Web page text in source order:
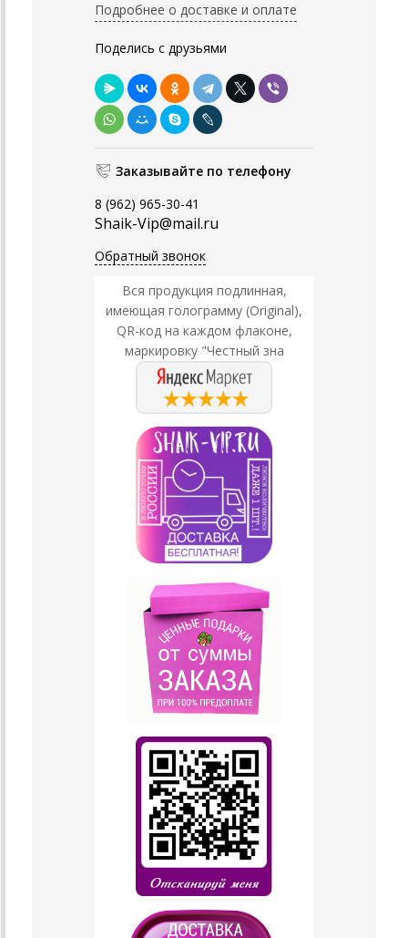
Подробнее о доставке и оплате
Поделись с друзьями
Заказывайте по телефону
8 (962) 965-30-41
Shaik-Vip@mail.ru
Обратный звонок
Вся продукция подлинная,
имеющая голограмму (Original),
QR-код на каждом флаконе,
маркировку "Честный зна